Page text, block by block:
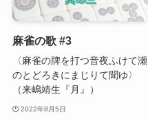
麻雀の歌 #3
〈麻雀の牌を打つ音夜ふけて瀬
のとどろきにまじりて聞ゆ〉
（来嶋靖生『月』）
2022年8月5日